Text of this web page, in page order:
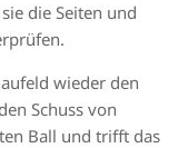
die Seiten und
wieder den
Schuss von
Ball und trifft das